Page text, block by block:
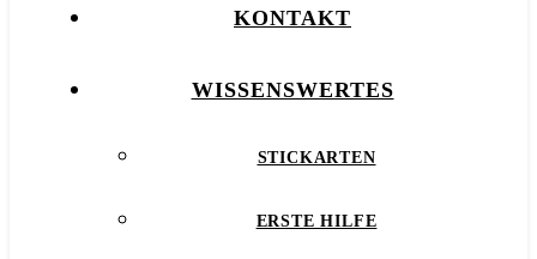
KONTAKT
WISSENSWERTES
STICKARTEN
ERSTE HILFE